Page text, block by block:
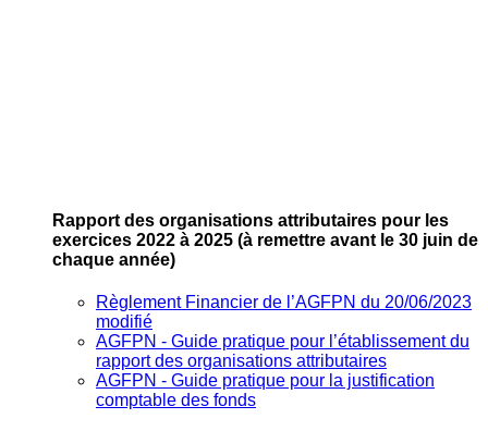
Rapport des organisations attributaires pour les
exercices 2022 à 2025 (à remettre avant le 30 juin de
chaque année)
Règlement Financier de l’AGFPN du 20/06/2023
modifié
AGFPN ‐ Guide pratique pour l’établissement du
rapport des organisations attributaires
AGFPN ‐ Guide pratique pour la justification
comptable des fonds